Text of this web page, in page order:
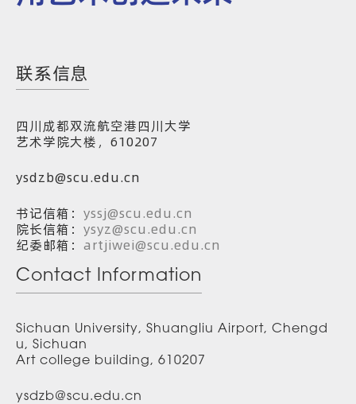
联系信息
四川成都双流航空港四川大学
艺术学院大楼，610207
ysdzb@scu.edu.cn
书记信箱： yssj@scu.edu.cn
院长信箱： ysyz@scu.edu.cn
纪委邮箱： artjiwei@scu.edu.cn
Contact Information
Sichuan University, Shuangliu Airport, Chengd
u, Sichuan
Art college building, 610207
ysdzb@scu.edu.cn